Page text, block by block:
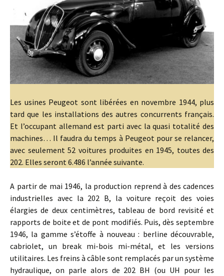
Les usines Peugeot sont libérées en novembre 1944, plus
tard que les installations des autres concurrents français.
Et l’occupant allemand est parti avec la quasi totalité des
machines… Il faudra du temps à Peugeot pour se relancer,
avec seulement 52 voitures produites en 1945, toutes des
202. Elles seront 6.486 l’année suivante.
A partir de mai 1946, la production reprend à des cadences
industrielles avec la 202 B, la voiture reçoit des voies
élargies de deux centimètres, tableau de bord revisité et
rapports de boite et de pont modifiés. Puis, dès septembre
1946, la gamme s’étoffe à nouveau : berline découvrable,
cabriolet, un break mi-bois mi-métal, et les versions
utilitaires. Les freins à câble sont remplacés par un système
hydraulique, on parle alors de 202 BH (ou UH pour les